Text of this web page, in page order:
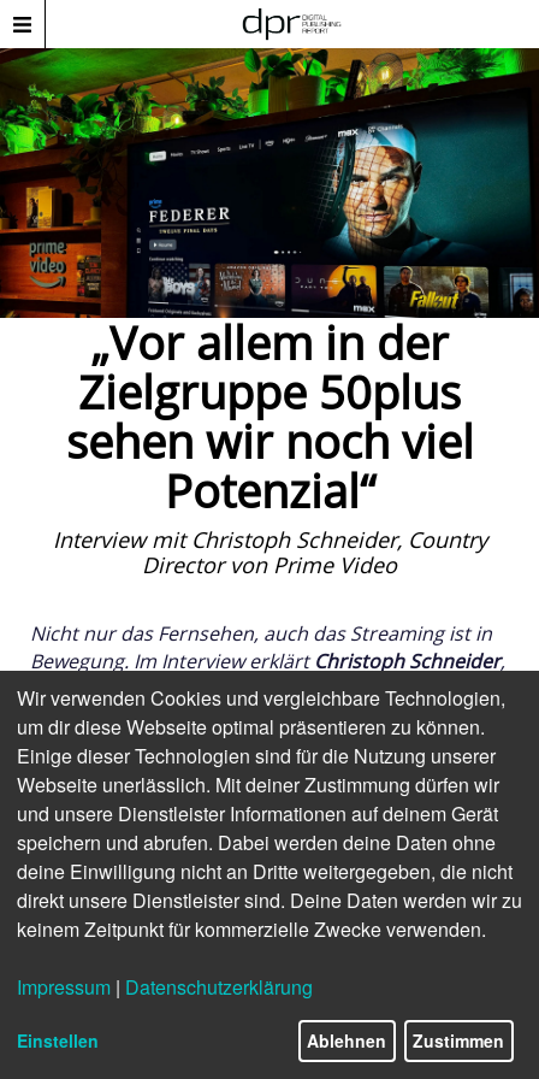
„Vor allem in der
Zielgruppe 50plus
sehen wir noch viel
Potenzial“
Interview mit Christoph Schneider, Country
Director von Prime Video
Nicht nur das Fernsehen, auch das Streaming ist in
Bewegung. Im Interview erklärtChristoph Schneider,
Country Director von Prime Videoin Deutschland
und Österreich, warum er auf Werbung setzt, was
der neue lineare Kanal bringen soll, ob der Markt für
alle Player groß genug ist und was er von einer
Investitionspflicht für Streamer hält.
Anfang November startet die zweite Staffel der
deutschen Serie "Maxton Hall", Fortsetzung des
erfolgreichsten Neustarts eines nicht-
Prime Video. Die erste Staffel erreichte in mehr als
120 Ländern Platz eins der Prime-Video-Charts.
Welche Rolle spielen lokal produzierte Formate für
Wir verwenden Cookies und vergleichbare Technologien,
um dir diese Webseite optimal präsentieren zu können.
Einige dieser Technologien sind für die Nutzung unserer
Webseite unerlässlich. Mit deiner Zustimmung dürfen wir
und unsere Dienstleister Informationen auf deinem Gerät
speichern und abrufen. Dabei werden deine Daten ohne
deine Einwilligung nicht an Dritte weitergegeben, die nicht
direkt unsere Dienstleister sind. Deine Daten werden wir zu
keinem Zeitpunkt für kommerzielle Zwecke verwenden.
Impressum | Datenschutzerklärung
Einstellen Ablehnen Zustimmen